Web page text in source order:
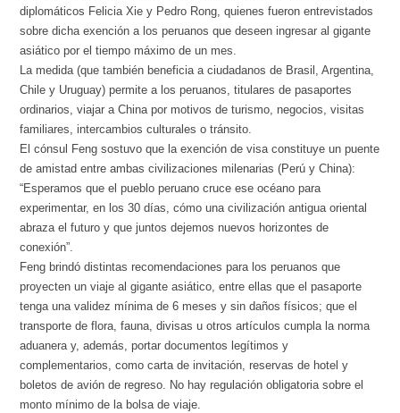
diplomáticos Felicia Xie y Pedro Rong, quienes fueron entrevistados
sobre dicha exención a los peruanos que deseen ingresar al gigante
asiático por el tiempo máximo de un mes.
La medida (que también beneficia a ciudadanos de Brasil, Argentina,
Chile y Uruguay) permite a los peruanos, titulares de pasaportes
ordinarios, viajar a China por motivos de turismo, negocios, visitas
familiares, intercambios culturales o tránsito.
El cónsul Feng sostuvo que la exención de visa constituye un puente
de amistad entre ambas civilizaciones milenarias (Perú y China):
“Esperamos que el pueblo peruano cruce ese océano para
experimentar, en los 30 días, cómo una civilización antigua oriental
abraza el futuro y que juntos dejemos nuevos horizontes de
conexión”.
Feng brindó distintas recomendaciones para los peruanos que
proyecten un viaje al gigante asiático, entre ellas que el pasaporte
tenga una validez mínima de 6 meses y sin daños físicos; que el
transporte de flora, fauna, divisas u otros artículos cumpla la norma
aduanera y, además, portar documentos legítimos y
complementarios, como carta de invitación, reservas de hotel y
boletos de avión de regreso. No hay regulación obligatoria sobre el
monto mínimo de la bolsa de viaje.